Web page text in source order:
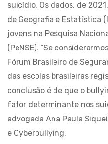
suicídio. Os dados, de
de Geografia e Estatística
jovens na Pesquisa
(PeNSE). “Se
Fórum Brasileiro de
das escolas brasileiras
conclusão é de que o
fator determinante nos
advogada Ana Paula
e Cyberbullying.